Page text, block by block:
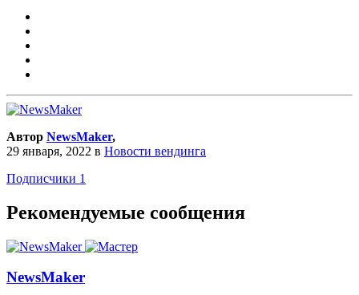
Автор NewsMaker,
29 января, 2022 в Новости вендинга
Подписчики 1
Рекомендуемые сообщения
NewsMaker